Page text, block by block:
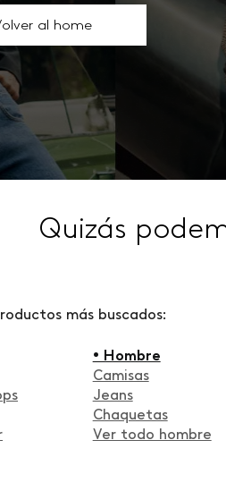
al home
Quizás
más buscados:
• Hombre
Camisas
Jeans
Chaquetas
Ver todo hombre